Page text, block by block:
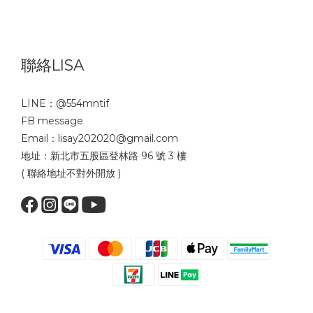
聯絡LISA
LINE： @554mntif
FB message
Email：lisay202020@gmail.com
地址：新北市五股區登林路 96 號 3 樓
( 聯絡地址不對外開放 )